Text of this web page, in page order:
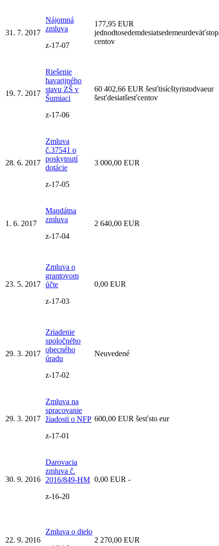
31. 7. 2017
Nájomná
zmluva
z-17-07
177,95 EUR
centov
19. 7. 2017
Riešenie
havarijného
stavu ZŠ v
Šumiaci
z-17-06
60 402,66 EUR šesťtisícštyristodvaeur
šesťdesiatšesťcentov
28. 6. 2017
Zmluva
č.37541 o
poskytnutí
dotácie
z-17-05
3 000,00 EUR
1. 6. 2017
Mandátna
zmluva
z-17-04
2 640,00 EUR
23. 5. 2017
Zmluva o
grantovom
účte
z-17-03
0,00 EUR
29. 3. 2017
Zriadenie
spoločného
obecného
úradu
z-17-02
Neuvedené
29. 3. 2017
Zmluva na
spracovanie
žiadosti o NFP
z-17-01
600,00 EUR šesťsto eur
30. 9. 2016
Darovacia
zmluva č.
2016/849-HM
z-16-20
0,00 EUR -
22. 9. 2016
Zmluva o dielo
2 270,00 EUR